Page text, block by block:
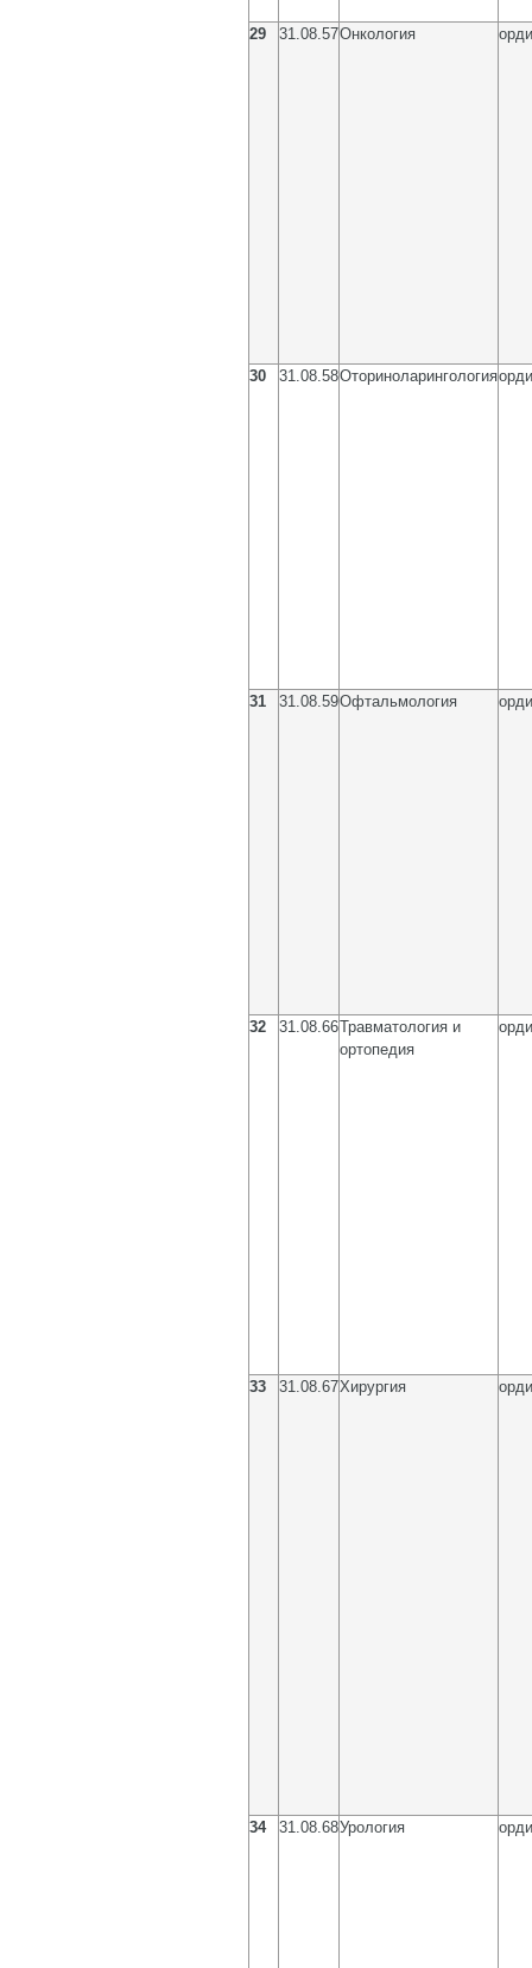
29 31.08.57Онкология
30 31.08.58Оториноларингология
31 31.08.59Офтальмология
32 31.08.66Травматология и
ортопедия
33 31.08.67Хирургия
34 31.08.68Урология